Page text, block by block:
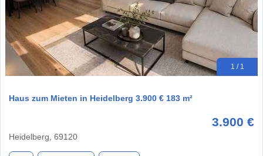
1 / 1
Haus zum Mieten in Heidelberg 3.900 € 183 m²
3.900 €
Heidelberg, 69120